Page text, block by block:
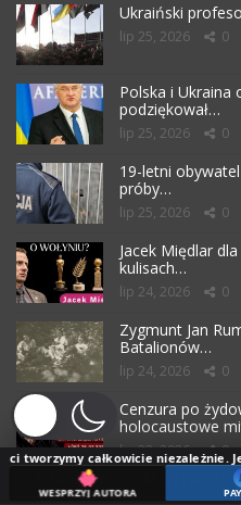
Ukraiński
lip 25, 2026 0
Polska i Ukraina
podziękował…
lip 25, 2026 0
19-letni
próby…
lip 25, 2026 0
Jacek Międlar
kulisach…
lip 24, 2026 0
Zygmunt Jan
Batalionów…
lip 24, 2026 0
Cenzura po
holocaustowe
lip 23, 2026 0
NAJNOWSZE KOMENTARZE
niezależnie. Jeśli
WESPRZYJ AUTORA